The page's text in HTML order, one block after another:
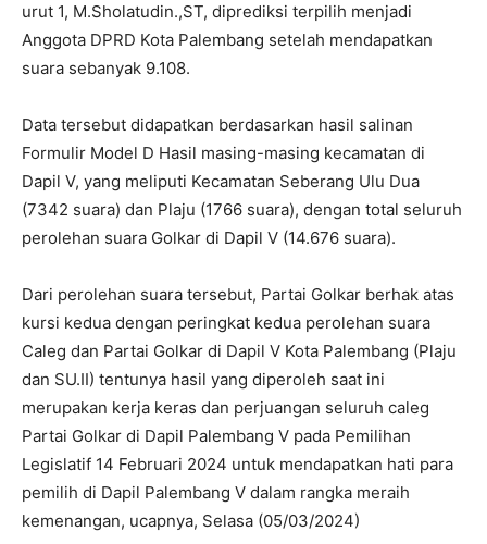
urut 1, M.Sholatudin.,ST, diprediksi terpilih menjadi
Anggota DPRD Kota Palembang setelah mendapatkan
suara sebanyak 9.108.
Data tersebut didapatkan berdasarkan hasil salinan
Formulir Model D Hasil masing-masing kecamatan di
Dapil V, yang meliputi Kecamatan Seberang Ulu Dua
(7342 suara) dan Plaju (1766 suara), dengan total seluruh
perolehan suara Golkar di Dapil V (14.676 suara).
Dari perolehan suara tersebut, Partai Golkar berhak atas
kursi kedua dengan peringkat kedua perolehan suara
Caleg dan Partai Golkar di Dapil V Kota Palembang (Plaju
dan SU.II) tentunya hasil yang diperoleh saat ini
merupakan kerja keras dan perjuangan seluruh caleg
Partai Golkar di Dapil Palembang V pada Pemilihan
Legislatif 14 Februari 2024 untuk mendapatkan hati para
pemilih di Dapil Palembang V dalam rangka meraih
kemenangan, ucapnya, Selasa (05/03/2024)